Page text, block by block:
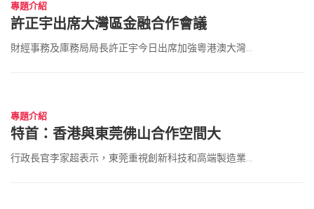
專題介紹
許正宇出席大灣區金融合作會議
財經事務及庫務局局長許正宇今日出席加強粵港澳大灣...
專題介紹
特首：香港與東莞佛山合作空間大
行政長官李家超表示，東莞重視創新科技和高端製造業...